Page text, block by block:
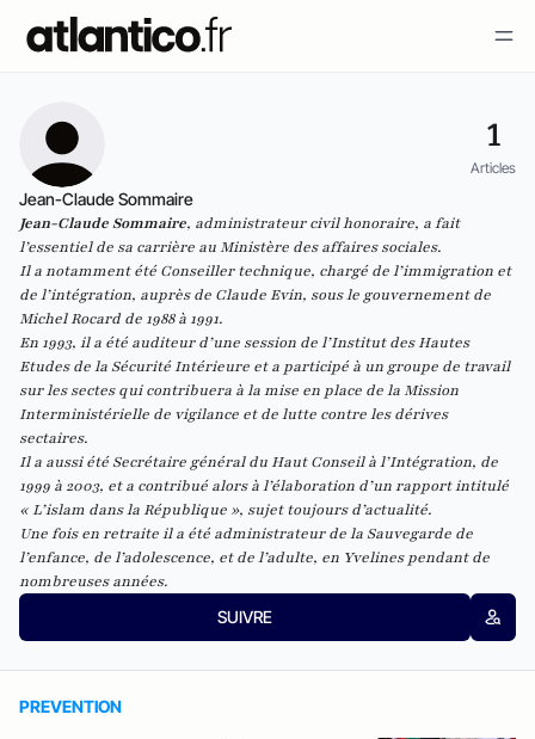
1
Articles
Jean-Claude Sommaire
Jean-Claude Sommaire, administrateur civil honoraire, a fait
l’essentiel de sa carrière au Ministère des affaires sociales.
Il a notamment été Conseiller technique, chargé de l’immigration et
de l’intégration, auprès de Claude Evin, sous le gouvernement de
Michel Rocard de 1988 à 1991.
En 1993, il a été auditeur d’une session de l’Institut des Hautes
Etudes de la Sécurité Intérieure et a participé à un groupe de travail
sur les sectes qui contribuera à la mise en place de la Mission
Interministérielle de vigilance et de lutte contre les dérives
sectaires.
Il a aussi été Secrétaire général du Haut Conseil à l’Intégration, de
1999 à 2003, et a contribué alors à l’élaboration d’un rapport intitulé
« L’islam dans la République », sujet toujours d’actualité.
Une fois en retraite il a été administrateur de la Sauvegarde de
l’enfance, de l’adolescence, et de l’adulte, en Yvelines pendant de
nombreuses années.
SUIVRE
PREVENTION